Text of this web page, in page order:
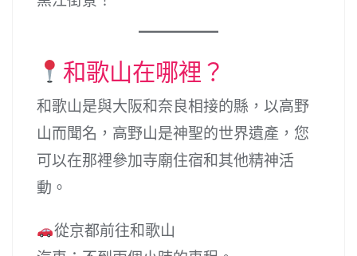
和歌山在哪裡？
和歌山是與大阪和奈良相接的縣，以高野
山而聞名，高野山是神聖的世界遺產，您
可以在那裡參加寺廟住宿和其他精神活
動。
從京都前往和歌山